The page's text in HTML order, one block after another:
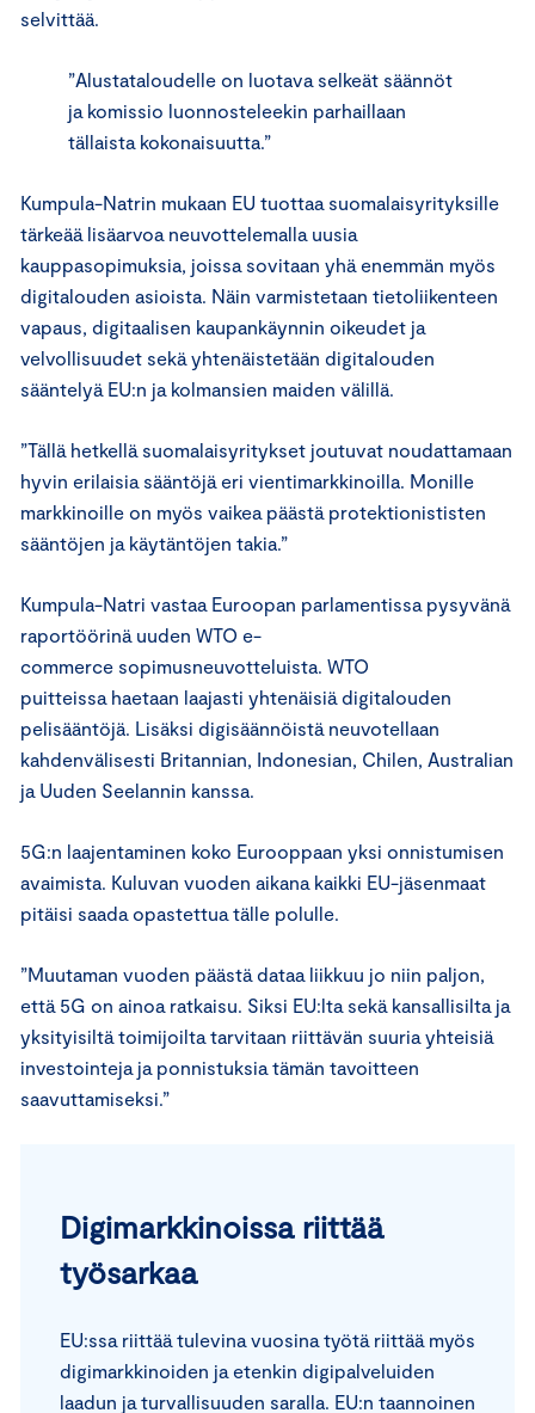
selvittää.
”Alustataloudelle on luotava selkeät säännöt
ja komissio luonnosteleekin parhaillaan
tällaista kokonaisuutta.”
Kumpula-Natrin mukaan EU tuottaa suomalaisyrityksille
tärkeää lisäarvoa neuvottelemalla uusia
kauppasopimuksia, joissa sovitaan yhä enemmän myös
digitalouden asioista. Näin varmistetaan tietoliikenteen
vapaus, digitaalisen kaupankäynnin oikeudet ja
velvollisuudet sekä yhtenäistetään digitalouden
sääntelyä EU:n ja kolmansien maiden välillä.
”Tällä hetkellä suomalaisyritykset joutuvat noudattamaan
hyvin erilaisia sääntöjä eri vientimarkkinoilla. Monille
markkinoille on myös vaikea päästä protektionististen
sääntöjen ja käytäntöjen takia.”
Kumpula-Natri vastaa Euroopan parlamentissa pysyvänä
raportöörinä uuden WTO e-
commerce sopimusneuvotteluista. WTO
puitteissa haetaan laajasti yhtenäisiä digitalouden
pelisääntöjä. Lisäksi digisäännöistä neuvotellaan
kahdenvälisesti Britannian, Indonesian, Chilen, Australian
ja Uuden Seelannin kanssa.
5G:n laajentaminen koko Eurooppaan yksi onnistumisen
avaimista. Kuluvan vuoden aikana kaikki EU-jäsenmaat
pitäisi saada opastettua tälle polulle.
”Muutaman vuoden päästä dataa liikkuu jo niin paljon,
että 5G on ainoa ratkaisu. Siksi EU:lta sekä kansallisilta ja
yksityisiltä toimijoilta tarvitaan riittävän suuria yhteisiä
investointeja ja ponnistuksia tämän tavoitteen
saavuttamiseksi.”
Digimarkkinoissa riittää
työsarkaa
EU:ssa riittää tulevina vuosina työtä riittää myös
digimarkkinoiden ja etenkin digipalveluiden
laadun ja turvallisuuden saralla. EU:n taannoinen